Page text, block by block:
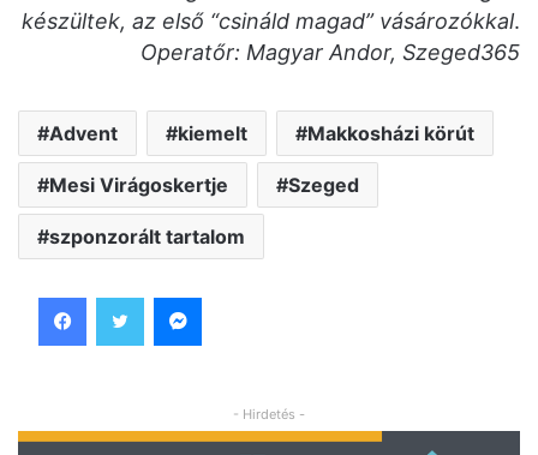
készültek, az első “csináld magad” vásározókkal.
Operatőr: Magyar Andor, Szeged365
Advent kiemelt Makkosházi körút
Mesi Virágoskertje Szeged
szponzorált tartalom
- Hirdetés -